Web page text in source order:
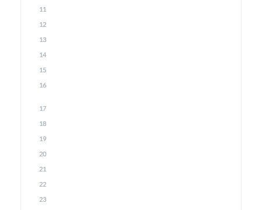
11
12
13
14
15
16
17
18
19
20
21
22
23